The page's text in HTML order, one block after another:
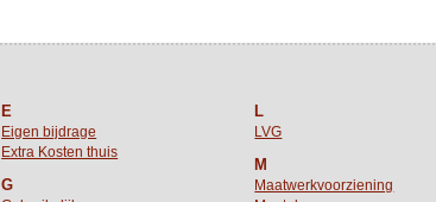
E
Eigen bijdrage
Extra Kosten thuis
G
L
LVG
M
Maatwerkvoorziening